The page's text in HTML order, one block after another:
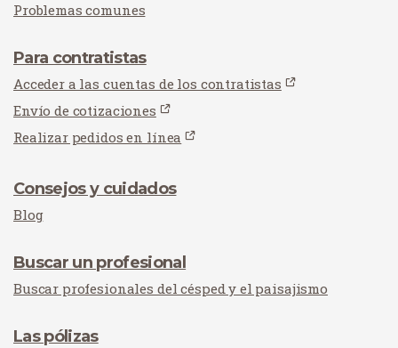
Problemas comunes
Para contratistas
Acceder a las cuentas de los contratistas
Envío de cotizaciones
Realizar pedidos en línea
Consejos y cuidados
Blog
Buscar un profesional
Buscar profesionales del césped y el paisajismo
Las pólizas